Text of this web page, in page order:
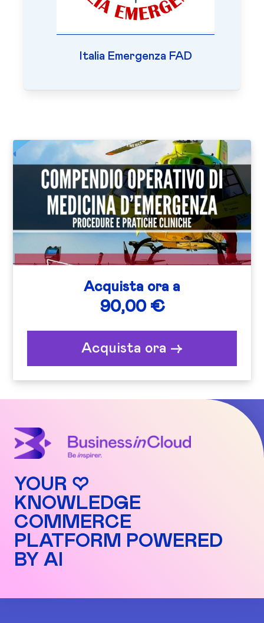
Italia Emergenza FAD
Acquista ora a
90,00 €
Acquista ora ->
YOUR ♡
KNOWLEDGE
COMMERCE
PLATFORM POWERED
BY AI